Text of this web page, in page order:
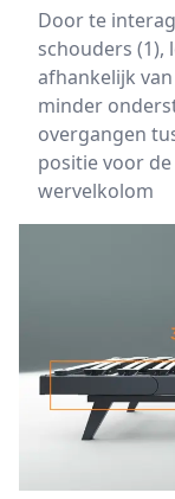
Door te
schouders (1),
afhankelijk
minder
overgangen
positie voor
wervelkolom